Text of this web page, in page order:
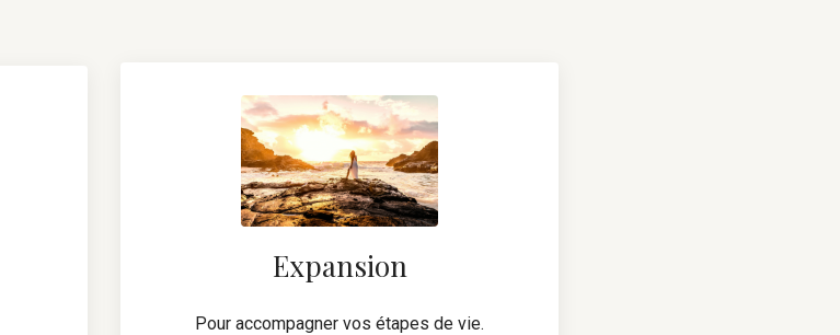
Expansion
Pour accompagner vos étapes de vie.